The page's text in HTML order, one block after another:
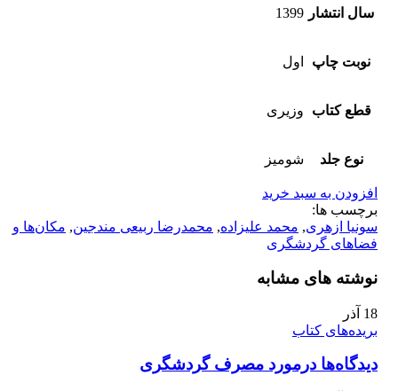
سال انتشار 1399
نوبت چاپ اول
قطع کتاب وزیری
نوع جلد شومیز
افزودن به سبد خرید
برچسب ها:
سونیا ازهری, محمد علیزاده, محمدرضا ربیعی مندجین, مکان‌ها و
فضاهای گردشگری
نوشته های مشابه
18 آذر
بریده‌های کتاب
دیدگاه‌ها درمورد مصرف گردشگری